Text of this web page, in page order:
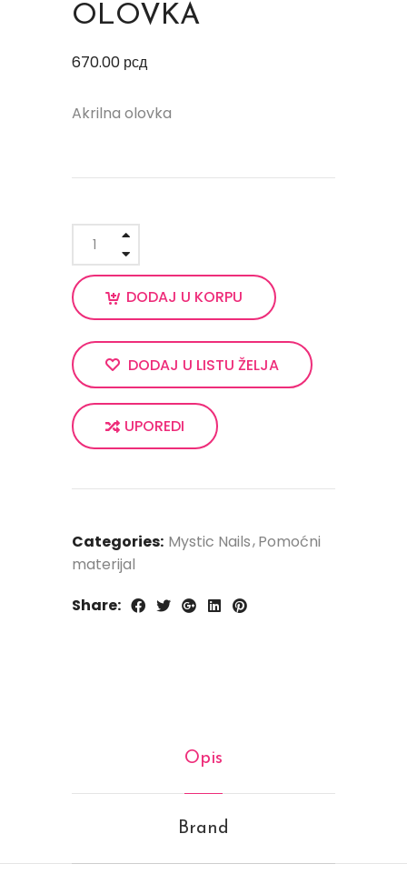
OLOVKA
670.00 рсд
Akrilna olovka
DODAJ U KORPU
DODAJ U LISTU ŽELJA
UPOREDI
Categories: Mystic Nails Pomoćni
materijal
Share:
Opis
Brand